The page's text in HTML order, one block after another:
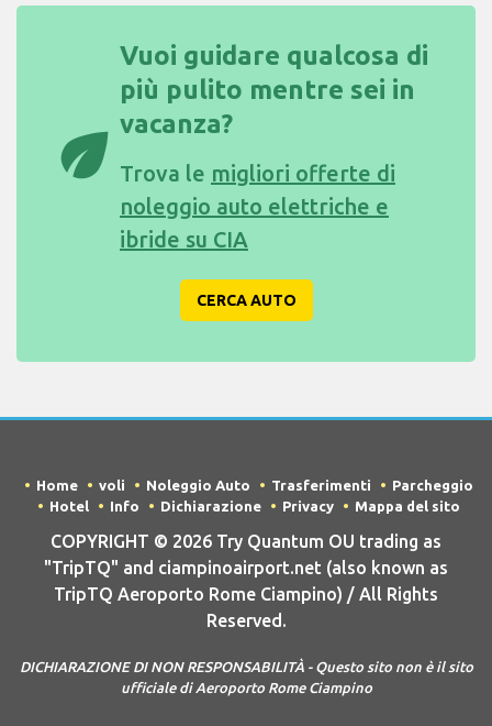
eco
Vuoi guidare qualcosa di
più pulito mentre sei in
vacanza?
Trova le migliori offerte di
noleggio auto elettriche e
ibride su CIA
CERCA AUTO
Home voli Noleggio Auto Trasferimenti
Parcheggio
Hotel
Info Dichiarazione Privacy Mappa del sito
COPYRIGHT © 2026 Try Quantum OU trading as
"TripTQ" and ciampinoairport.net (also known as
TripTQ Aeroporto Rome Ciampino) / All Rights
Reserved.
DICHIARAZIONE DI NON RESPONSABILITÀ - Questo sito non è il sito
ufficiale di Aeroporto Rome Ciampino